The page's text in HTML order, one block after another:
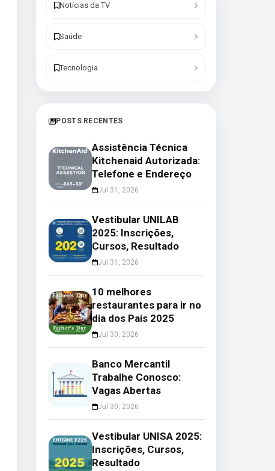
Notícias da TV
Saúde
Tecnologia
POSTS RECENTES
Assistência Técnica
Kitchenaid Autorizada:
Telefone e Endereço
Jul 31, 2026
Vestibular UNILAB
2025: Inscrições,
Cursos, Resultado
Jul 31, 2026
10 melhores
restaurantes para ir no
dia dos Pais 2025
Jul 30, 2026
Banco Mercantil
Trabalhe Conosco:
Vagas Abertas
Jul 30, 2026
Vestibular UNISA 2025:
Inscrições, Cursos,
Resultado